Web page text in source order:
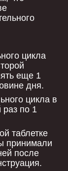
цикла
еще 1
дня.
цикла в
раз по 1
таблетке
принимали
после